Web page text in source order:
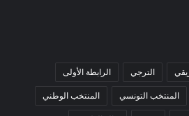
الترجي الرابطة الأولى
المنتخب التونسي المنتخب الوطني